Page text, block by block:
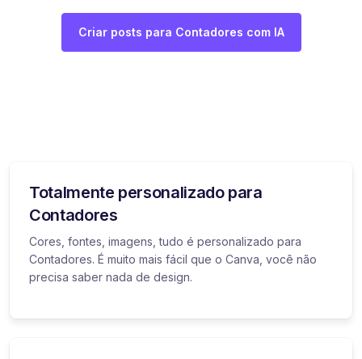
Criar posts para Contadores com IA
Totalmente personalizado para
Contadores
Cores, fontes, imagens, tudo é personalizado para
Contadores. É muito mais fácil que o Canva, você não
precisa saber nada de design.